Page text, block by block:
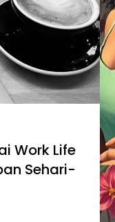
Work Life
Sehari-